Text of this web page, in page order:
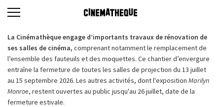
La Cinémathèque engage d’importants travaux de rénovation de
ses salles de cinéma, comprenant notamment le remplacement de
l’ensemble des fauteuils et des moquettes. Ce chantier d’envergure
entraîne la fermeture de toutes les salles de projection du 13 juillet
au 15 septembre 2026. Les autres activités, dont l'exposition Marilyn
Monroe, restent ouvertes au public jusqu'au 26 juillet, date de la
fermeture estivale.